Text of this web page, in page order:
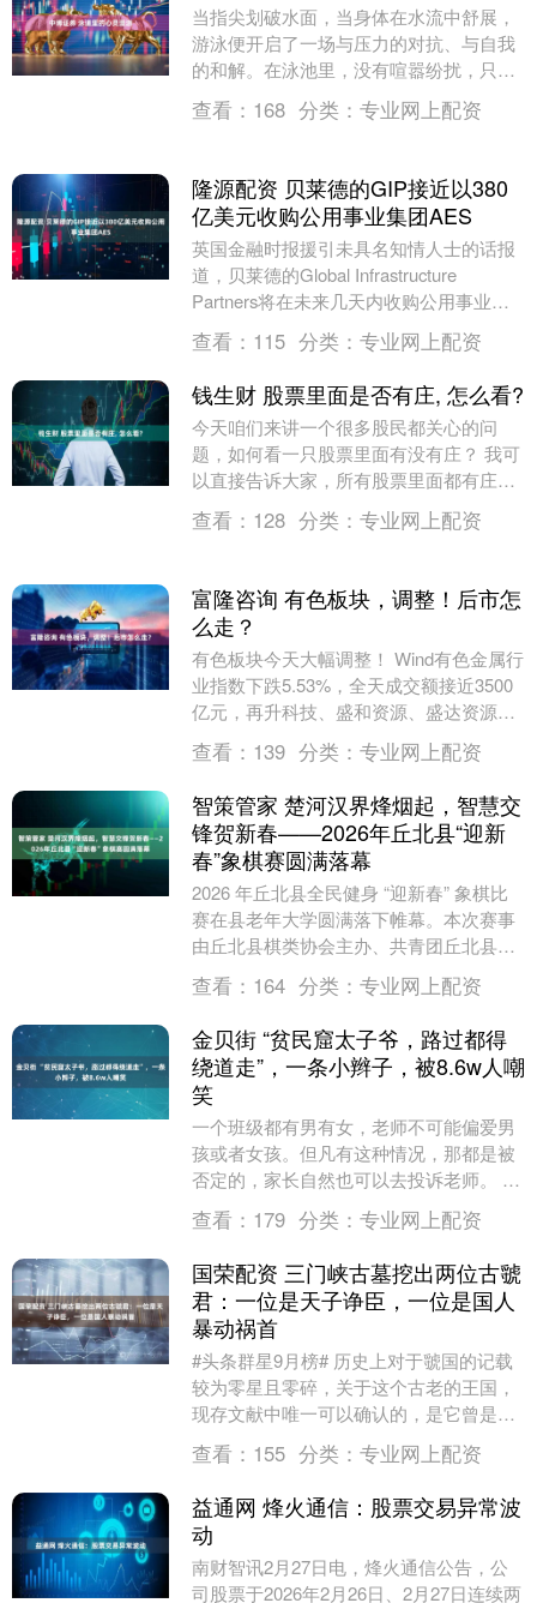
当指尖划破水面，当身体在水流中舒展，
游泳便开启了一场与压力的对抗、与自我
的和解。在泳池里，没有喧嚣纷扰，只有
规律的划水节奏与呼吸韵律，如同大自然
的白噪音，将尘世....
查看： 168 分类： 专业网上配资
隆源配资 贝莱德的GIP接近以380
亿美元收购公用事业集团AES
英国金融时报援引未具名知情人士的话报
道，贝莱德的Global Infrastructure
Partners将在未来几天内收购公用事业集
团AES，会谈已进入最后....
查看： 115 分类： 专业网上配资
钱生财 股票里面是否有庄, 怎么看?
今天咱们来讲一个很多股民都关心的问
题，如何看一只股票里面有没有庄？ 我可
以直接告诉大家，所有股票里面都有庄，
就这么绝对。 有人会问，为什么这么说
1、为什么说所....
查看： 128 分类： 专业网上配资
富隆咨询 有色板块，调整！后市怎
么走？
有色板块今天大幅调整！ Wind有色金属行
业指数下跌5.53%，全天成交额接近3500
亿元，再升科技、盛和资源、盛达资源、
西部材料等10余股跌停。 “有色板块已....
查看： 139 分类： 专业网上配资
智策管家 楚河汉界烽烟起，智慧交
锋贺新春——2026年丘北县“迎新
春”象棋赛圆满落幕
2026 年丘北县全民健身 “迎新春” 象棋比
赛在县老年大学圆满落下帷幕。本次赛事
由丘北县棋类协会主办、共青团丘北县委
协办，吸引了全县 52 名棋手齐聚一堂。
春....
查看： 164 分类： 专业网上配资
金贝街 “贫民窟太子爷，路过都得
绕道走”，一条小辫子，被8.6w人嘲
笑
一个班级都有男有女，老师不可能偏爱男
孩或者女孩。但凡有这种情况，那都是被
否定的，家长自然也可以去投诉老师。 但
其实很多家长自己也没有做到一碗水端
平。比如有些家长....
查看： 179 分类： 专业网上配资
国荣配资 三门峡古墓挖出两位古虢
君：一位是天子诤臣，一位是国人
暴动祸首
#头条群星9月榜# 历史上对于虢国的记载
较为零星且零碎，关于这个古老的王国，
现存文献中唯一可以确认的，是它曾是周
朝的一个诸侯国，是周武王灭商后，赐予
亲叔叔姬姓的....
查看： 155 分类： 专业网上配资
益通网 烽火通信：股票交易异常波
动
南财智讯2月27日电，烽火通信公告，公
司股票于2026年2月26日、2月27日连续两